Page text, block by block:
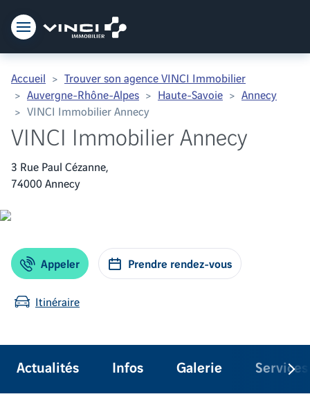
Accueil
Trouver son agence VINCI Immobilier
Auvergne-Rhône-Alpes
Haute-Savoie
Annecy
VINCI Immobilier Annecy
VINCI Immobilier Annecy
3 Rue Paul Cézanne,
74000 Annecy
Appeler Prendre rendez-vous
Itinéraire
Actualités Infos Galerie Services